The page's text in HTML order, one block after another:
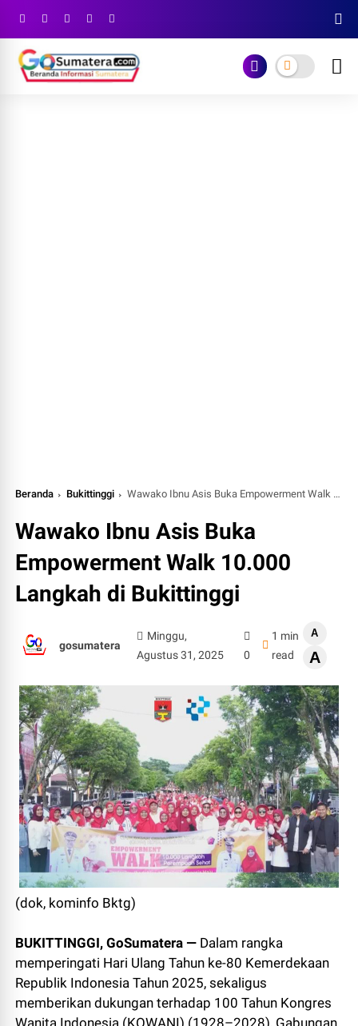
Beranda Bukittinggi Wawako Ibnu Asis Buka Empowerment Walk 10.000 Langkah di Bukittinggi
Wawako Ibnu Asis Buka
Empowerment Walk 10.000
Langkah di Bukittinggi
gosumatera
Minggu,
Agustus 31, 2025
0
1 min
read
A
A
(dok, kominfo Bktg)
BUKITTINGGI, GoSumatera — Dalam rangka
memperingati Hari Ulang Tahun ke-80 Kemerdekaan
Republik Indonesia Tahun 2025, sekaligus
memberikan dukungan terhadap 100 Tahun Kongres